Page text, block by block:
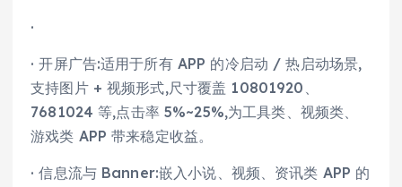
·
· 开屏广告:适用于所有 APP 的冷启动 / 热启动场景,
支持图片 + 视频形式,尺寸覆盖 10801920、
7681024 等,点击率 5%~25%,为工具类、视频类、
游戏类 APP 带来稳定收益。
· 信息流与 Banner:嵌入小说、视频、资讯类 APP 的